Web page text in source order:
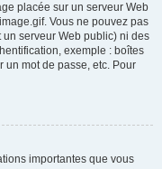
placée sur un serveur Web
Vous ne pouvez pas
un serveur Web public) ni des
exemple : boîtes
un mot de passe, etc. Pour
importantes que vous